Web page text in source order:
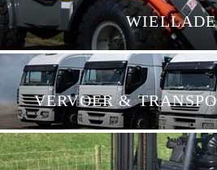
VERVOER &